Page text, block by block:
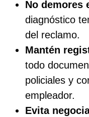
No demores
diagnóstico
del reclamo.
Mantén
todo
policiales y
empleador.
Evita